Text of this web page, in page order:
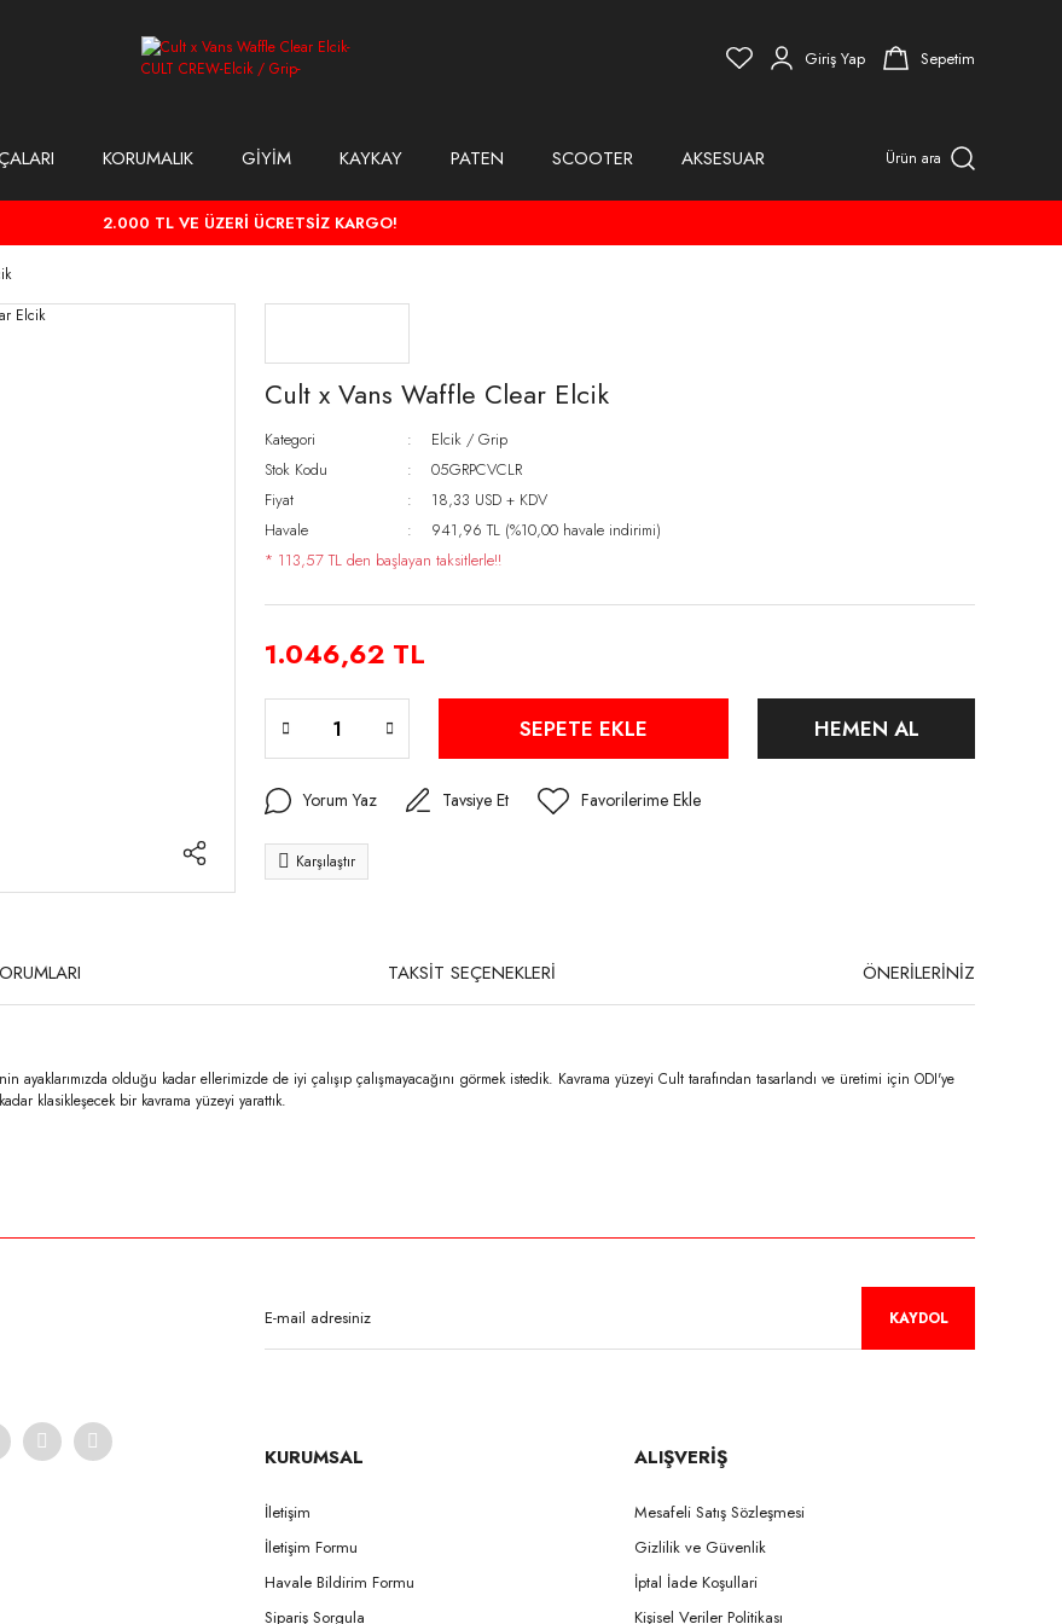
Giriş Yap Sepetim
KORUMALIK GİYİM KAYKAY PATEN SCOOTER AKSESUAR Ürün ara
2.000 TL VE ÜZERİ ÜCRETSİZ KARGO!
Cult x Vans Waffle Clear Elcik
Kategori
Elcik / Grip
Stok Kodu
05GRPCVCLR
Fiyat
18,33 USD + KDV
Havale
941,96 TL (%10,00 havale indirimi)
* 113,57 TL den başlayan taksitlerle!!
1.046,62 TL
SEPETE EKLE HEMEN AL
Yorum Yaz Tavsiye Et
Karşılaştır
TAKSİT SEÇENEKLERİ ÖNERİLERİNİZ
ayaklarımızda olduğu kadar ellerimizde de iyi çalışıp çalışmayacağını görmek istedik. Kavrama yüzeyi Cult tarafından tasarlandı ve üretimi için ODI'ye
klasikleşecek bir kavrama yüzeyi yarattık.
KAYDOL
KURUMSAL
İletişim
İletişim Formu
Havale Bildirim Formu
Sipariş Sorgula
ALIŞVERİŞ
Mesafeli Satış Sözleşmesi
Gizlilik ve Güvenlik
İptal İade Koşullari
Kişisel Veriler Politikası